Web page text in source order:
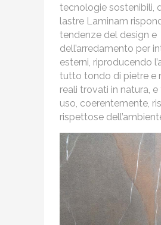
tecnologie sostenibili,
lastre Laminam
tendenze del design e
dell’arredamento per
esterni, riproducendo
tutto tondo di pietre e
reali trovati in natura,
uso, coerentemente,
rispettose